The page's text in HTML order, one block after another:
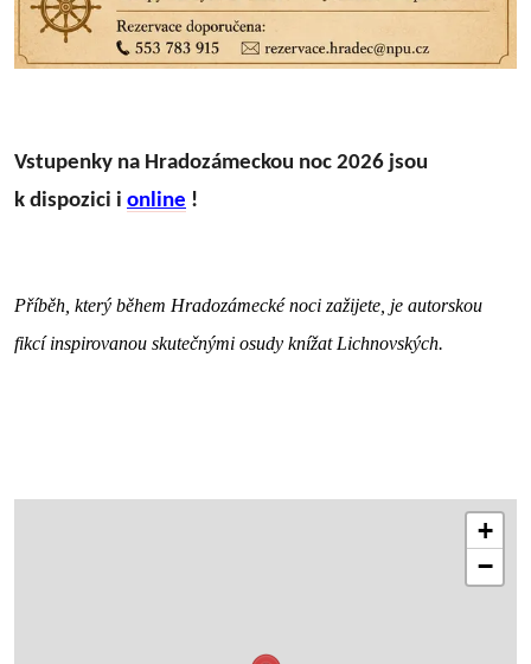
Vstupenky na Hradozámeckou noc 2026 jsou
k dispozici i online !
Příběh, který během Hradozámecké noci zažijete, je autorskou
fikcí inspirovanou skutečnými osudy knížat Lichnovských.
+
−